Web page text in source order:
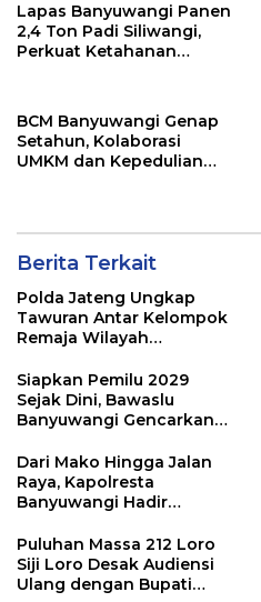
Lapas Banyuwangi Panen
2,4 Ton Padi Siliwangi,
Perkuat Ketahanan
BCM Banyuwangi Genap
Setahun, Kolaborasi
UMKM dan Kepedulian
Berita Terkait
Polda Jateng Ungkap
Tawuran Antar Kelompok
Remaja Wilayah
Tersangka dan 17 DPO
Siapkan Pemilu 2029
Sejak Dini, Bawaslu
Banyuwangi Gencarkan
Penguatan SDM
Dari Mako Hingga Jalan
Raya, Kapolresta
Banyuwangi Hadir
dan Keselamatan
Masyarakat
Puluhan Massa 212 Loro
Siji Loro Desak Audiensi
Ulang dengan Bupati